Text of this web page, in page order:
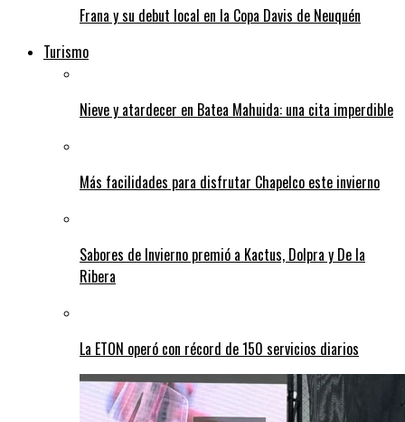
Frana y su debut local en la Copa Davis de Neuquén
Turismo
Nieve y atardecer en Batea Mahuida: una cita imperdible
Más facilidades para disfrutar Chapelco este invierno
Sabores de Invierno premió a Kactus, Dolpra y De la
Ribera
La ETON operó con récord de 150 servicios diarios